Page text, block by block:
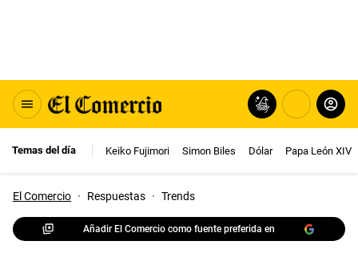
Temas del día Keiko Fujimori Simon Biles Dólar Papa León XIV
El Comercio · Respuestas · Trends
Añadir El Comercio como fuente preferida en